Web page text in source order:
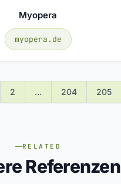
Myopera
myopera.de
2 ... 204 205
RELATED
Referenzen